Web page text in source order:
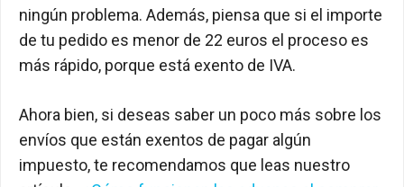
ningún problema. Además, piensa que si el importe
de tu pedido es menor de 22 euros el proceso es
más rápido, porque está exento de IVA.
Ahora bien, si deseas saber un poco más sobre los
envíos que están exentos de pagar algún
impuesto, te recomendamos que leas nuestro